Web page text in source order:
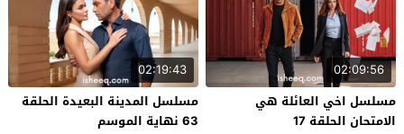
02:09:56
مسلسل اخي العائلة هي
الامتحان الحلقة 17
02:19:43
مسلسل المدينة البعيدة الحلقة
63 نهاية الموسم